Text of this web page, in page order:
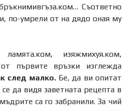
Съответно
по-умрели от на дядо оная му
изяжмихуя.ком,
първите връзки изглежда
след малко.Бе, да ви опитат
да видя заветната рецепта в
са го забранили. За чий